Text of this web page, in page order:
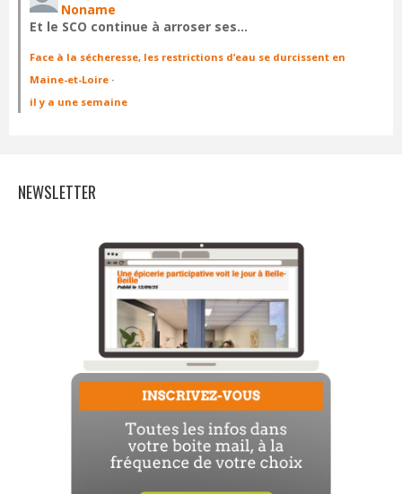
Noname
Et le SCO continue à arroser ses…
Face à la sécheresse, les restrictions d’eau se durcissent en
Maine-et-Loire ·
il y a une semaine
NEWSLETTER